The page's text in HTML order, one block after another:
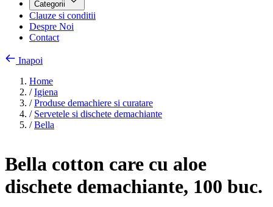
Categorii
Clauze si conditii
Despre Noi
Contact
Inapoi
Home
/ Igiena
/ Produse demachiere si curatare
/ Servetele si dischete demachiante
/ Bella
Bella cotton care cu aloe
dischete demachiante, 100 buc.